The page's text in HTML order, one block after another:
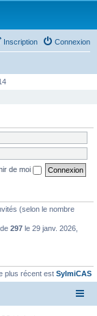
Connexion
Inscription
de moi
(selon le nombre
297 le 29 janv. 2026,
plus récent est SylmiCAS